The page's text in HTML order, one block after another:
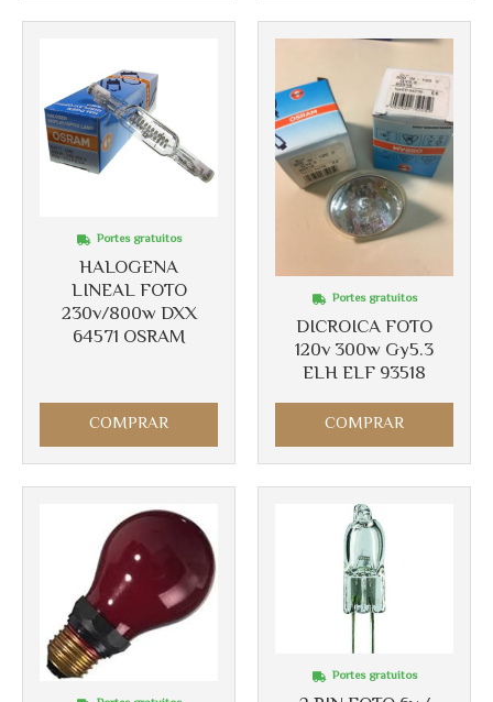
HALOGENA
LINEAL FOTO
230v/800w DXX
64571 OSRAM
Portes gratuitos
COMPRAR
DICROICA FOTO
120v 300w Gy5.3
ELH ELF 93518
Portes gratuitos
COMPRAR
Portes gratuitos